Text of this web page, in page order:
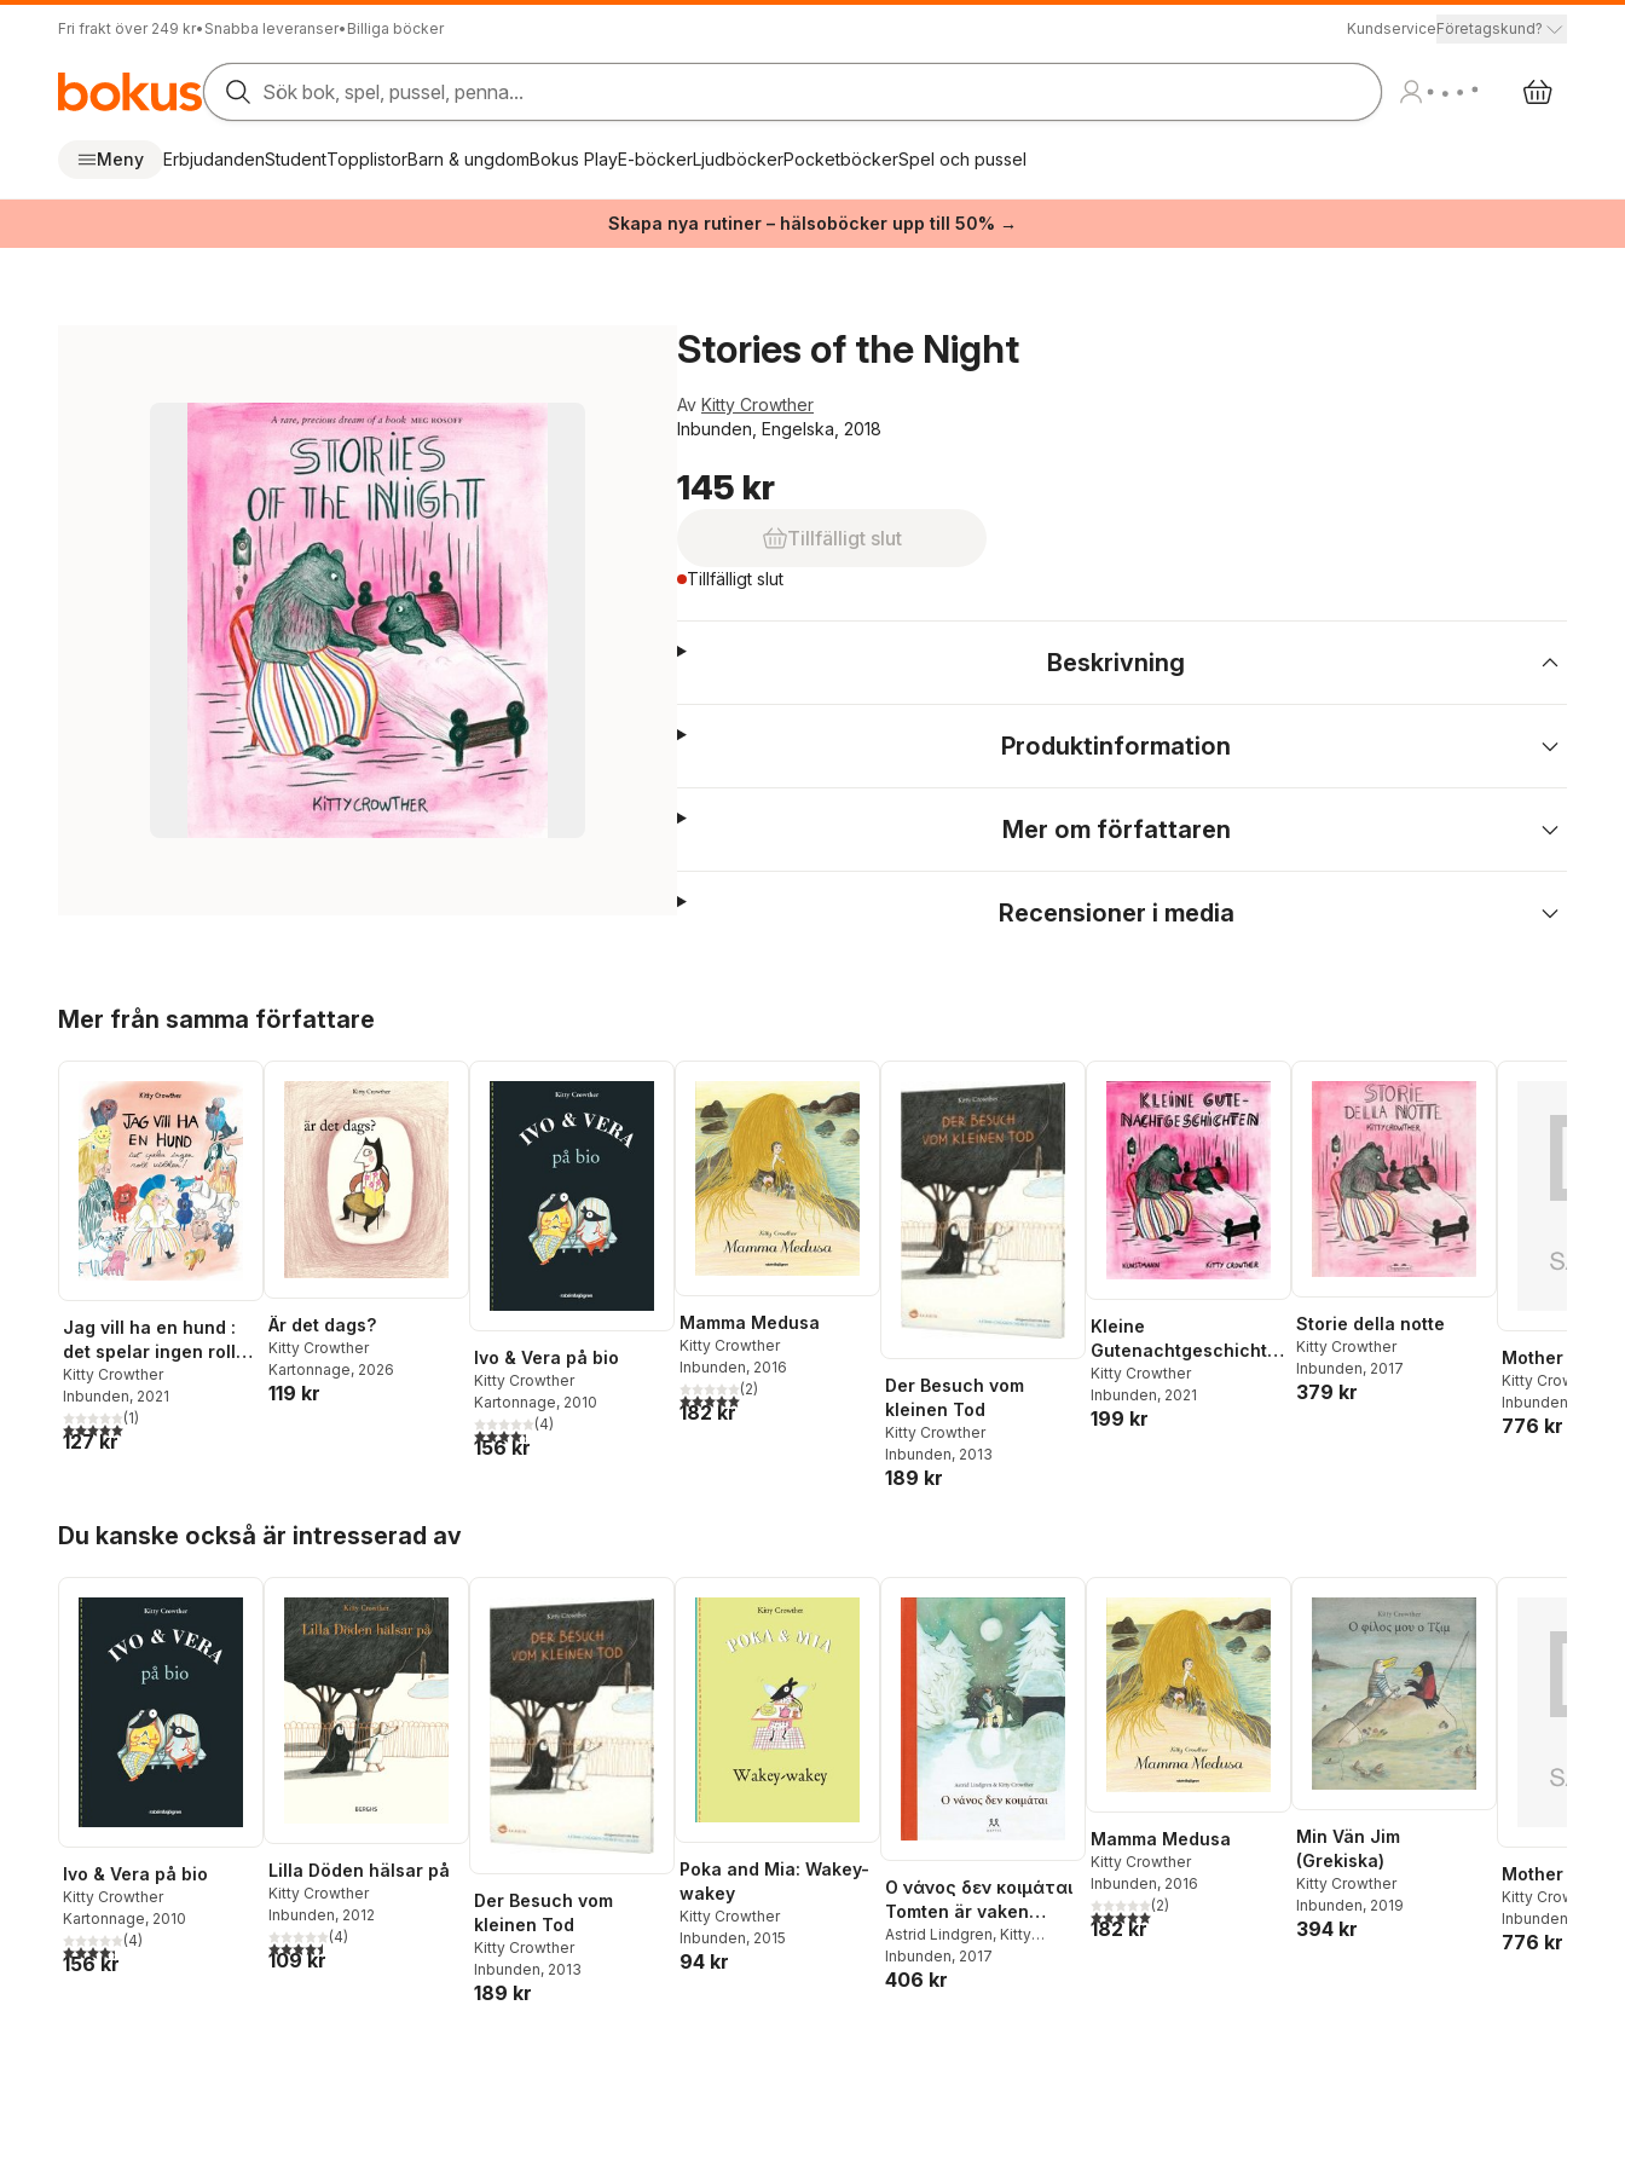
Fri frakt över 249 kr• Snabba leveranser• Billiga böcker KundserviceFöretagskund?
Sök bok, spel, pussel, penna...
Meny ErbjudandenStudentTopplistorBarn & ungdomBokus PlayE-böckerLjudböckerPocketböckerSpel och pussel
Skapa nya rutiner – hälsoböcker upp till 50% →
Stories of the Night
Av Kitty Crowther
Inbunden, Engelska, 2018
145 kr
Tillfälligt slut
Tillfälligt slut
Beskrivning
Produktinformation
Mer om författaren
Recensioner i media
Mer från samma författare
Jag vill ha en hund :
det spelar ingen roll
vilken!
Kitty Crowther
Inbunden, 2021
5,0utav 5 stjärnor. Totalt antal röster:
(1)
127 kr
Är det dags?
Kitty Crowther
Kartonnage, 2026
119 kr
Ivo & Vera på bio
Kitty Crowther
Kartonnage, 2010
4,3utav 5 stjärnor. Totalt antal röster:
(4)
156 kr
Mamma Medusa
Kitty Crowther
Inbunden, 2016
5,0utav 5 stjärnor. Totalt antal röster:
(2)
182 kr
Der Besuch vom
kleinen Tod
Kitty Crowther
Inbunden, 2013
189 kr
Kleine
Gutenachtgeschichte
n
Kitty Crowther
Inbunden, 2021
199 kr
Storie della notte
Kitty Crowther
Inbunden, 2017
379 kr
Mother
Kitty Crowther
Inbunden
776 kr
Du kanske också är intresserad av
Ivo & Vera på bio
Kitty Crowther
Kartonnage, 2010
4,3utav 5 stjärnor. Totalt antal röster:
(4)
156 kr
Lilla Döden hälsar på
Kitty Crowther
Inbunden, 2012
4,5utav 5 stjärnor. Totalt antal röster:
(4)
109 kr
Der Besuch vom
kleinen Tod
Kitty Crowther
Inbunden, 2013
189 kr
Poka and Mia: Wakey-
wakey
Kitty Crowther
Inbunden, 2015
94 kr
Ο νάνος δεν κοιμάται
Tomten är vaken
(Grekiska)
Astrid Lindgren, Kitty
Crowther
Inbunden, 2017
406 kr
Mamma Medusa
Kitty Crowther
Inbunden, 2016
5,0utav 5 stjärnor. Totalt antal röster:
(2)
182 kr
Min Vän Jim
(Grekiska)
Kitty Crowther
Inbunden, 2019
394 kr
Mother
Kitty Crowther
Inbunden
776 kr